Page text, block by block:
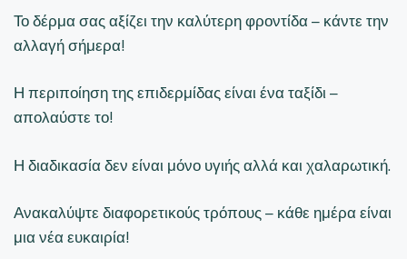
Το δέρμα σας αξίζει την καλύτερη φροντίδα – κάντε την
αλλαγή σήμερα!
Η περιποίηση της επιδερμίδας είναι ένα ταξίδι –
απολαύστε το!
Η διαδικασία δεν είναι μόνο υγιής αλλά και χαλαρωτική.
Ανακαλύψτε διαφορετικούς τρόπους – κάθε ημέρα είναι
μια νέα ευκαιρία!